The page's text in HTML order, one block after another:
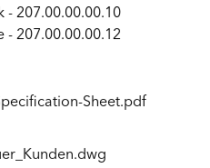
- 207.00.00.00.10
- 207.00.00.00.12
Sheet.pdf